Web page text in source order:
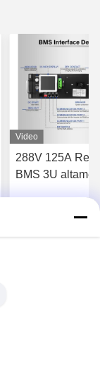
Video
288V 125A
BMS 3U